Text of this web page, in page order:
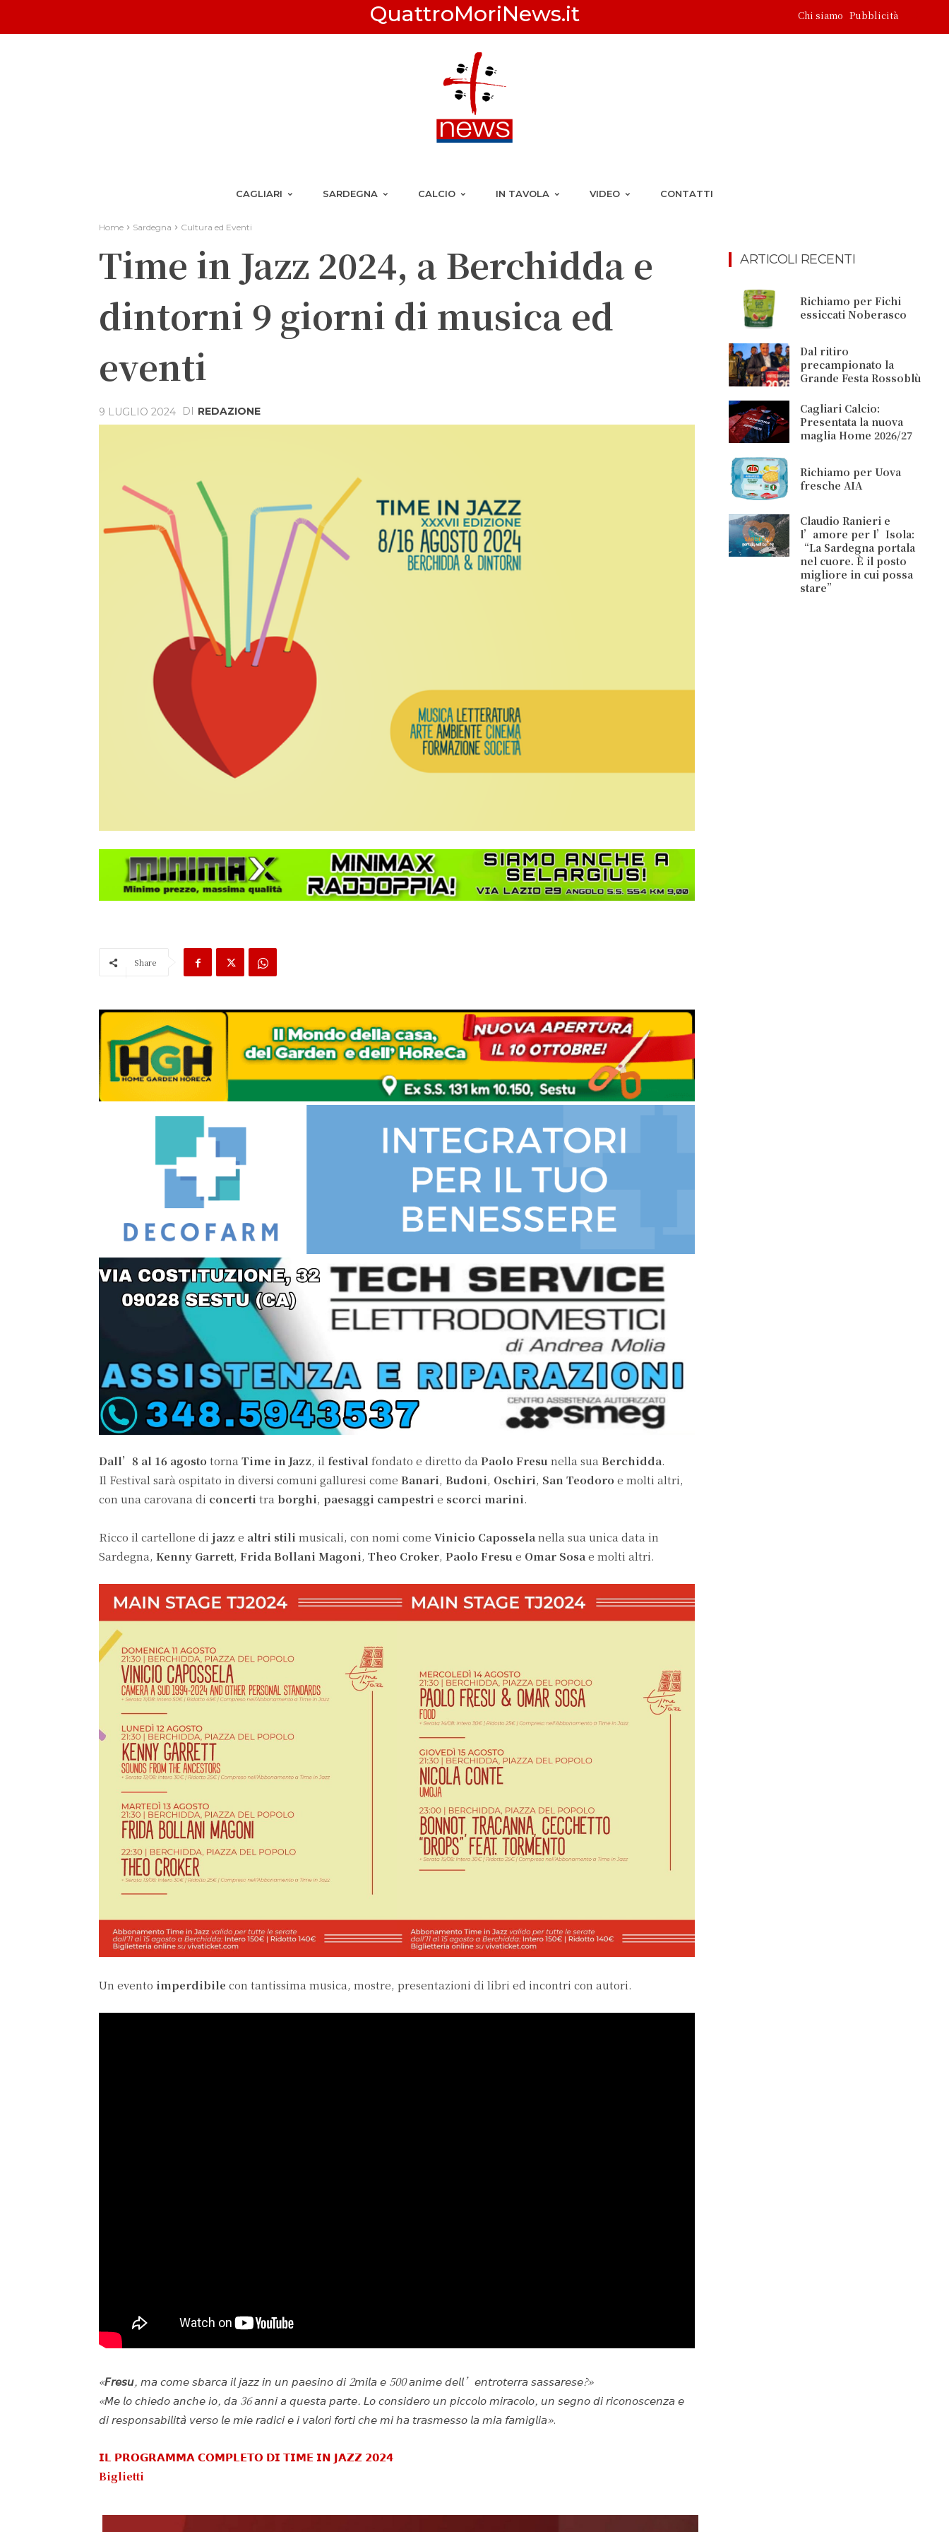
QuattroMoriNews.it Chi siamo Pubblicità
CAGLIARI SARDEGNA CALCIO IN TAVOLA VIDEO CONTATTI
Home Sardegna Cultura ed Eventi
Time in Jazz 2024, a Berchidda e
dintorni 9 giorni di musica ed
eventi
9 LUGLIO 2024 DI REDAZIONE
Share
Dall’8 al 16 agosto tornaTime in Jazz, il festivalfondato e diretto daPaolo Fresu nella suaBerchidda.
Il Festival sarà ospitato in diversi comuni galluresi come Banari, Budoni, Oschiri, San Teodoro e molti altri,
con una carovana di concerti tra borghi, paesaggi campestri e scorci marini.
Ricco il cartellone di jazz e altri stili musicali, con nomi come Vinicio Caposselanella sua unica data in
Sardegna, Kenny Garrett, Frida Bollani Magoni, Theo Croker, Paolo Fresu e Omar Sosae molti altri.
Un evento imperdibile con tantissima musica, mostre, presentazioni di libri ed incontri con autori.
«𝘍𝘳𝘦𝘴𝘶, 𝘮𝘢 𝘤𝘰𝘮𝘦 𝘴𝘣𝘢𝘳𝘤𝘢 𝘪𝘭 𝘫𝘢𝘻𝘻 𝘪𝘯 𝘶𝘯 𝘱𝘢𝘦𝘴𝘪𝘯𝘰 𝘥𝘪 2𝘮𝘪𝘭𝘢 𝘦 500 𝘢𝘯𝘪𝘮𝘦 𝘥𝘦𝘭𝘭’𝘦𝘯𝘵𝘳𝘰𝘵𝘦𝘳𝘳𝘢 𝘴𝘢𝘴𝘴𝘢𝘳𝘦𝘴𝘦?»
«𝘔𝘦 𝘭𝘰 𝘤𝘩𝘪𝘦𝘥𝘰 𝘢𝘯𝘤𝘩𝘦 𝘪𝘰, 𝘥𝘢 36 𝘢𝘯𝘯𝘪 𝘢 𝘲𝘶𝘦𝘴𝘵𝘢 𝘱𝘢𝘳𝘵𝘦. 𝘓𝘰 𝘤𝘰𝘯𝘴𝘪𝘥𝘦𝘳𝘰 𝘶𝘯 𝘱𝘪𝘤𝘤𝘰𝘭𝘰 𝘮𝘪𝘳𝘢𝘤𝘰𝘭𝘰, 𝘶𝘯 𝘴𝘦𝘨𝘯𝘰 𝘥𝘪 𝘳𝘪𝘤𝘰𝘯𝘰𝘴𝘤𝘦𝘯𝘻𝘢 𝘦
𝘥𝘪 𝘳𝘦𝘴𝘱𝘰𝘯𝘴𝘢𝘣𝘪𝘭𝘪𝘵𝘢̀ 𝘷𝘦𝘳𝘴𝘰 𝘭𝘦 𝘮𝘪𝘦 𝘳𝘢𝘥𝘪𝘤𝘪 𝘦 𝘪 𝘷𝘢𝘭𝘰𝘳𝘪 𝘧𝘰𝘳𝘵𝘪 𝘤𝘩𝘦 𝘮𝘪 𝘩𝘢 𝘵𝘳𝘢𝘴𝘮𝘦𝘴𝘴𝘰 𝘭𝘢 𝘮𝘪𝘢 𝘧𝘢𝘮𝘪𝘨𝘭𝘪𝘢».
𝗜𝗟 𝗣𝗥𝗢𝗚𝗥𝗔𝗠𝗠𝗔 𝗖𝗢𝗠𝗣𝗟𝗘𝗧𝗢 𝗗𝗜 𝗧𝗜𝗠𝗘 𝗜𝗡 𝗝𝗔𝗭𝗭 𝟮𝟬𝟮𝟰
Biglietti
ARTICOLI RECENTI
Richiamo per Fichi
essiccati Noberasco
Dal ritiro
precampionato la
Grande Festa Rossoblù
Cagliari Calcio:
Presentata la nuova
maglia Home 2026/27
Richiamo per Uova
fresche AIA
Claudio Ranieri e
l’amore per l’Isola:
“La Sardegna portala
nel cuore. È il posto
migliore in cui possa
stare”